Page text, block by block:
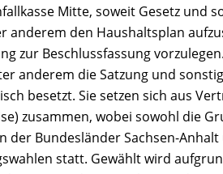
Mitte, soweit Gesetz und
anderem den Haushaltsplan
zur Beschlussfassung vorzulegen.
anderem die Satzung und
besetzt. Sie setzen sich aus
zusammen, wobei sowohl die
der Bundesländer Sachsen-
statt. Gewählt wird